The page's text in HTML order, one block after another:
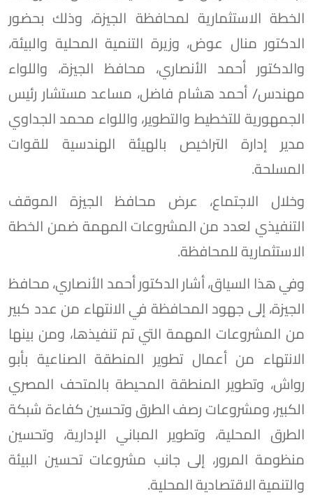
الخطة الاستثمارية لمحافظة الجيزة، وذلك بحضور
الدكتور منال عوض، وزيرة التنمية المحلية والبيئة،
والدكتور أحمد الأنصاري، محافظ الجيزة، واللواء
مهندس/ أحمد هشام فاضل، مساعد مستشار رئيس
الجمهورية للتخطيط والتطوير، واللواء محمد الجداوي
مدير إدارة التراخيص بالهيئة الهندسية للقوات
المسلحة.
وخلال الاجتماع، عرض محافظ الجيزة الموقف
التنفيذي لعدد من المشروعات المهمة ضمن الخطة
الاستثمارية للمحافظة.
وفي هذا السياق، أشار الدكتور أحمد الأنصاري، محافظ
الجيزة، إلى جهود المحافظة في الانتهاء من عدد كبير
من المشروعات المهمة التي تم تنفيذها، ومن بينها
الانتهاء من أعمال تطوير المنطقة الصناعية بأبو
رواش، وتطوير المنطقة المحيطة بالمتحف المصري
الكبير، ومشروعات رصف الطرق وتحسين كفاءة شبكة
الطرق المحلية، وتطوير المباني الإدارية، وتحسين
منظومة المرور، إلى جانب مشروعات تحسين البيئة
والتنمية الاقتصادية المحلية.